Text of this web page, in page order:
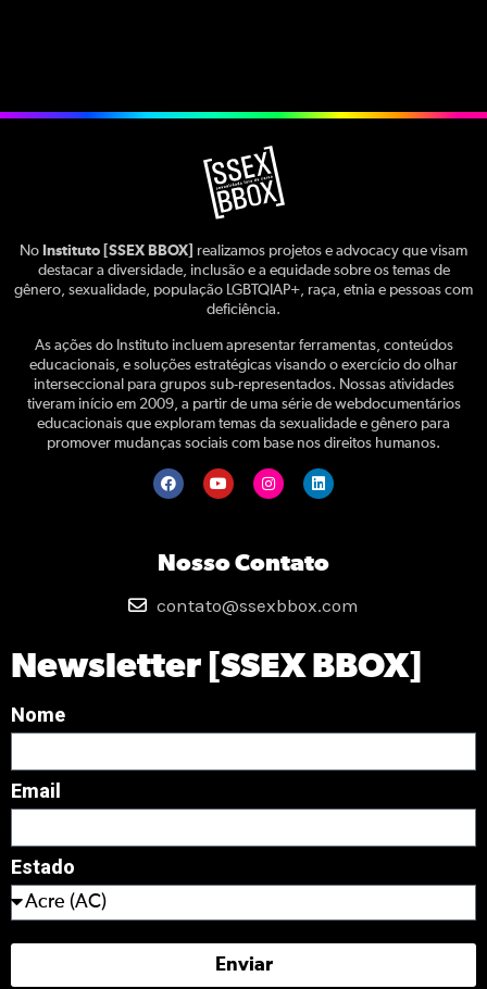
No Instituto [SSEX BBOX]
realizamos projetos e advocacy que visam
destacar a diversidade, inclusão e a equidade sobre os temas de
gênero, sexualidade, população LGBTQIAP+, raça, etnia e pessoas com
deficiência.
As ações do Instituto incluem apresentar ferramentas, conteúdos
educacionais, e soluções estratégicas visando o exercício do olhar
interseccional para grupos sub-representados. Nossas atividades
tiveram início em 2009, a partir de uma série de webdocumentários
educacionais que exploram temas da sexualidade e gênero para
promover mudanças sociais com base nos direitos humanos.
Nosso Contato
contato@ssexbbox.com
Newsletter [SSEX BBOX]
Nome
Email
Estado
Enviar